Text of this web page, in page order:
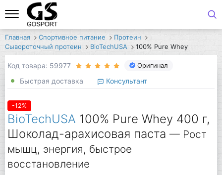
Главная Спортивное питание
Протеин
Сывороточный протеин
BioTechUSA 100% Pure Whey
Код товара: 59977 Оригинал
Быстрая доставка Консультант
-12%
BioTechUSA 100% Pure Whey 400 г,
Шоколад-арахисовая паста — Рост
мышц, энергия, быстрое
восстановление